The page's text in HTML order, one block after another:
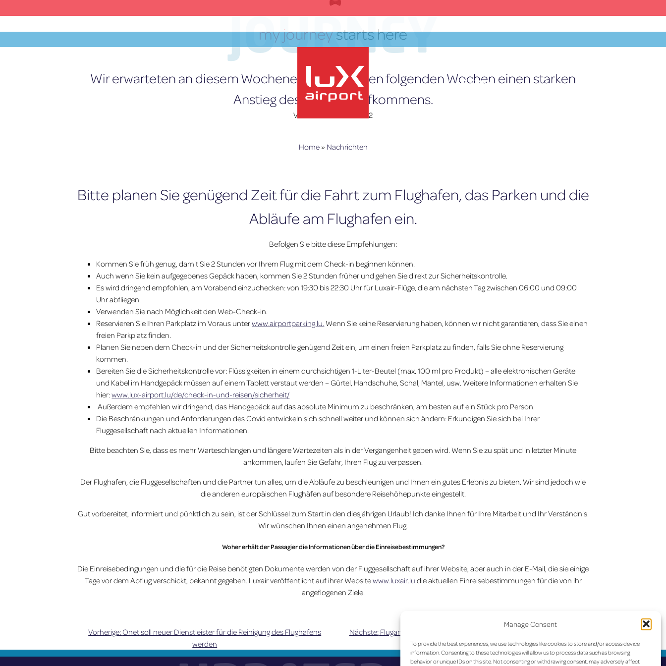
Manage Consent
To provide the best experiences, we use technologies like cookies to store and/or access device
information. Consenting to these technologies will allow us to process data such as browsing
behavior or unique IDs on this site. Not consenting or withdrawing consent, may adversely affect
Inhalt
springen
DEFacebook
XYouTube
Instagram
JOURNEY
my journeystarts here
Wir erwarteten an diesem Wochenende und in den folgenden Wochen einen starken
Anstieg des Verkehrsaufkommens.
Verfasst am 3. Juni 2022
Home» Nachrichten
Bitte planen Sie genügend Zeit für die Fahrt zum Flughafen, das Parken und die
Abläufe am Flughafen ein.
Befolgen Sie bitte diese Empfehlungen:
Kommen Sie früh genug, damit Sie 2 Stunden vor Ihrem Flug mit dem Check-in beginnen können.
Auch wenn Sie kein aufgegebenes Gepäck haben, kommen Sie 2 Stunden früher und gehen Sie direkt zur Sicherheitskontrolle.
Es wird dringend empfohlen, am Vorabend einzuchecken: von 19:30 bis 22:30 Uhr für Luxair-Flüge, die am nächsten Tag zwischen 06:00 und 09:00
Uhr abfliegen.
Verwenden Sie nach Möglichkeit den Web-Check-in.
Reservieren Sie Ihren Parkplatz im Voraus unterwww.airportparking.lu. Wenn Sie keine Reservierung haben, können wir nicht garantieren, dass Sie einen
freien Parkplatz finden.
Planen Sie neben dem Check-in und der Sicherheitskontrolle genügend Zeit ein, um einen freien Parkplatz zu finden, falls Sie ohne Reservierung
kommen.
Bereiten Sie die Sicherheitskontrolle vor: Flüssigkeiten in einem durchsichtigen 1-Liter-Beutel (max. 100 ml pro Produkt) – alle elektronischen Geräte
und Kabel im Handgepäck müssen auf einem Tablett verstaut werden – Gürtel, Handschuhe, Schal, Mantel, usw. Weitere Informationen erhalten Sie
hier:www.lux-airport.lu/de/check-in-und-reisen/sicherheit/
Außerdem empfehlen wir dringend, das Handgepäck auf das absolute Minimum zu beschränken, am besten auf ein Stück pro Person.
Die Beschränkungen und Anforderungen des Covid entwickeln sich schnell weiter und können sich ändern: Erkundigen Sie sich bei Ihrer
Fluggesellschaft nach aktuellen Informationen.
Bitte beachten Sie, dass es mehr Warteschlangen und längere Wartezeiten als in der Vergangenheit geben wird. Wenn Sie zu spät und in letzter Minute
ankommen, laufen Sie Gefahr, Ihren Flug zu verpassen.
Der Flughafen, die Fluggesellschaften und die Partner tun alles, um die Abläufe zu beschleunigen und Ihnen ein gutes Erlebnis zu bieten. Wir sind jedoch wie
die anderen europäischen Flughäfen auf besondere Reisehöhepunkte eingestellt.
Gut vorbereitet, informiert und pünktlich zu sein, ist der Schlüssel zum Start in den diesjährigen Urlaub! Ich danke Ihnen für Ihre Mitarbeit und Ihr Verständnis.
Wir wünschen Ihnen einen angenehmen Flug.
Woher erhält der Passagier die Informationen über die Einreisebestimmungen?
Die Einreisebedingungen und die für die Reise benötigten Dokumente werden von der Fluggesellschaft auf ihrer Website, aber auch in der E-Mail, die sie einige
Tage vor dem Abflug verschickt, bekannt gegeben. Luxair veröffentlicht auf ihrer Websitewww.luxair.lu die aktuellen Einreisebestimmungen für die von ihr
angeflogenen Ziele.
Beitragsnavigation
Vorherige:Onet soll neuer Dienstleister für die Reinigung des Flughafens
werden
Nächste: Flugannullierungen am 26.08. und 27.08. aufgrund von Streiks in
Portugal